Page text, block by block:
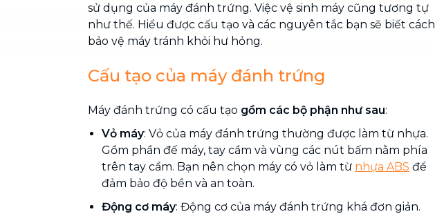
sử dụng của máy đánh trứng. Việc vệ sinh máy cũng tương tự
như thế. Hiểu được cấu tạo và các nguyên tắc bạn sẽ biết cách
bảo vệ máy tránh khỏi hư hỏng.
Cấu tạo của máy đánh trứng
Máy đánh trứng có cấu tạo gồm các bộ phận như sau:
Vỏ máy: Vỏ của máy đánh trứng thường được làm từ nhựa.
Gồm phần đế máy, tay cầm và vùng các nút bấm nằm phía
trên tay cầm. Bạn nên chọn máy có vỏ làm từ nhựa ABS để
đảm bảo độ bền và an toàn.
Động cơ máy: Động cơ của máy đánh trứng khá đơn giản.